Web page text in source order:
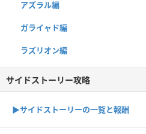
アズラル編
ガライャド編
ラズリオン編
サイドストーリー攻略
▶サイドストーリーの一覧と報酬